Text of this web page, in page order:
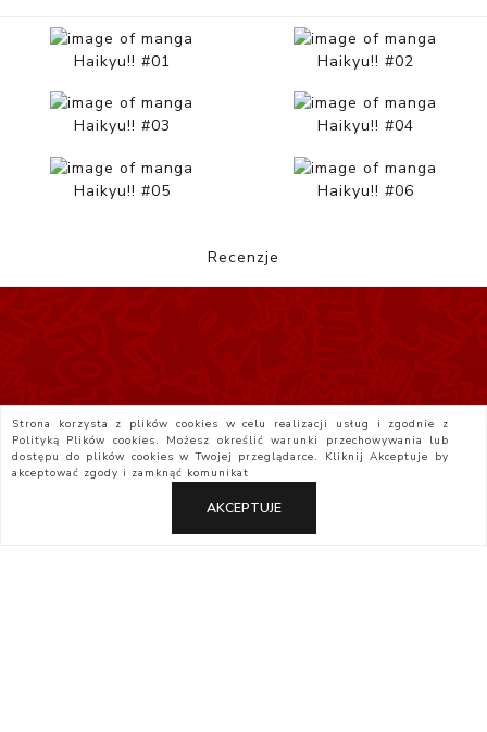
Haikyu!! #01 Haikyu!! #02
Haikyu!! #03 Haikyu!! #04
Haikyu!! #05 Haikyu!! #06
Recenzje
Strona korzysta z plików cookies w celu realizacji usług i zgodnie z
Polityką Plików cookies. Możesz określić warunki przechowywania lub
dostępu do plików cookies w Twojej przeglądarce. KliknijAkceptuje by
akceptować zgody i zamknąć komunikat
AKCEPTUJE